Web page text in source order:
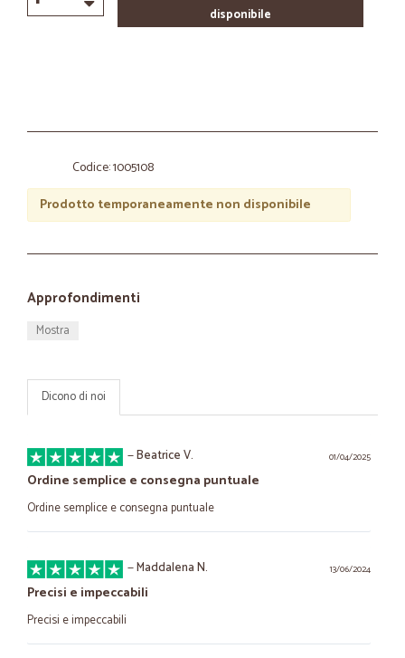
disponibile
Codice: 1005108
Prodotto temporaneamente non disponibile
Approfondimenti
Mostra
Dicono di noi
01/04/2025
—Beatrice V.
Ordine semplice e consegna puntuale
Ordine semplice e consegna puntuale
13/06/2024
—Maddalena N.
Precisi e impeccabili
Precisi e impeccabili